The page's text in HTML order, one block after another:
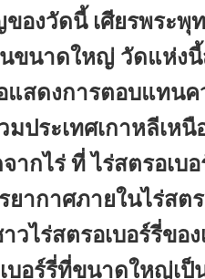
องวัดนี้ เศียรพระพุ
ขนาดใหญ่ วัดแห่งนี้
แสดงการตอบแทน
มประเทศเกาหลีเ
ากไร่ ที่ ไร่สตรอเบ
ยากาศภายในไร่สต
วไร่สตรอเบอร์รี่ขอ
บอร์รี่ที่ขนาดใหญ่เ